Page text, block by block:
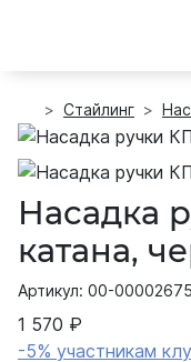
Стайлинг
Насадка
катана,
Артикул: 00-00002675
1 570 ₽
-5% участникам